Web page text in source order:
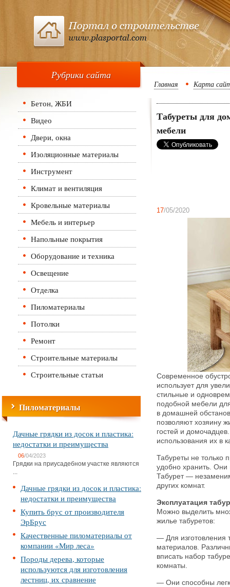
Рубрики сайта
Бетон, ЖБИ
Видео
Двери, окна
Изоляционные материалы
Инструмент
Климат и вентиляция
Кровельные материалы
Мебель и интерьер
Напольные покрытия
Оборудование и техника
Освещение
Отделка
Пиломатериалы
Потолки
Ремонт
Строительные материалы
Строительные статьи
Пиломатериалы
Дачные грядки из досок и пластика:
недостатки и преимущества
06/04/2023
Грядки на приусадебном участке являются
...
Дачные грядки из досок и пластика:
недостатки и преимущества
Купить брус от производителя
ЭрБрус
Качественные пиломатериалы от
компании «Мир леса»
Породы дерева, которые
используются для изготовления
лестниц, их сравнение
Главная Карта
Табуреты для
мебели
17/05/2020
Современное
использует для
стильные и
подобной мебели
в домашней
позволяют хозяину
гостей и
использования их в
Табуреты не только
удобно хранить.
Табурет —
других комнат.
Эксплуатация
Можно выделить
жилье табуретов:
— Для изготовления
материалов.
вписать набор
комнаты.
— Они способны